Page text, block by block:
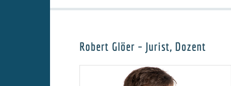
Robert Glöer – Jurist, Dozent